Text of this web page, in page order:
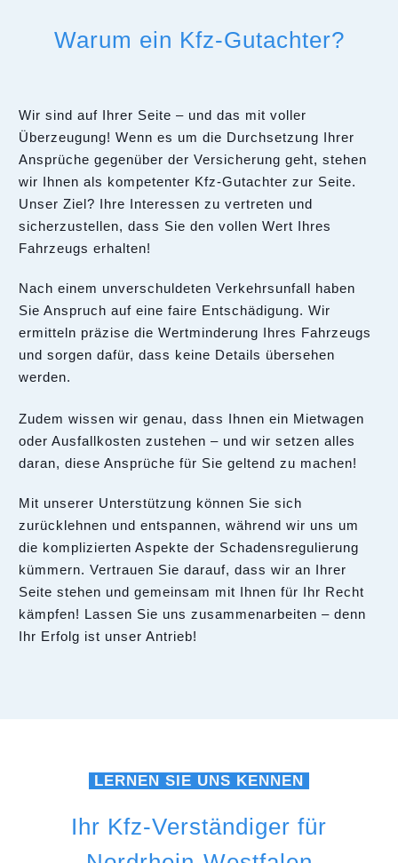
Warum ein Kfz-Gutachter?
Wir sind auf Ihrer Seite – und das mit voller
Überzeugung! Wenn es um die Durchsetzung Ihrer
Ansprüche gegenüber der Versicherung geht, stehen
wir Ihnen als kompetenter Kfz-Gutachter zur Seite.
Unser Ziel? Ihre Interessen zu vertreten und
sicherzustellen, dass Sie den vollen Wert Ihres
Fahrzeugs erhalten!
Nach einem unverschuldeten Verkehrsunfall haben
Sie Anspruch auf eine faire Entschädigung. Wir
ermitteln präzise die Wertminderung Ihres Fahrzeugs
und sorgen dafür, dass keine Details übersehen
werden.
Zudem wissen wir genau, dass Ihnen ein Mietwagen
oder Ausfallkosten zustehen – und wir setzen alles
daran, diese Ansprüche für Sie geltend zu machen!
Mit unserer Unterstützung können Sie sich
zurücklehnen und entspannen, während wir uns um
die komplizierten Aspekte der Schadensregulierung
kümmern. Vertrauen Sie darauf, dass wir an Ihrer
Seite stehen und gemeinsam mit Ihnen für Ihr Recht
kämpfen! Lassen Sie uns zusammenarbeiten – denn
Ihr Erfolg ist unser Antrieb!
LERNEN SIE UNS KENNEN
Ihr Kfz-Verständiger für